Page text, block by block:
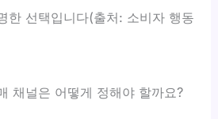
한 선택입니다(출처: 소비자 행동
채널은 어떻게 정해야 할까요?